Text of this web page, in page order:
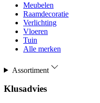
Meubelen
Raamdecoratie
Verlichting
Vloeren
Tuin
Alle merken
Assortiment
Klusadvies